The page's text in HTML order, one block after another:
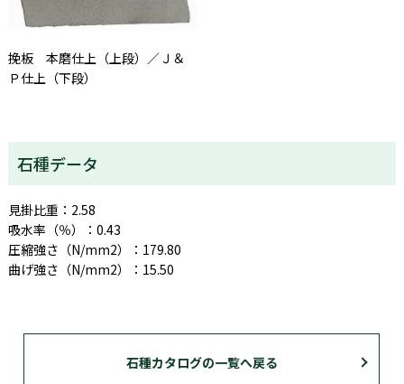
挽板 本磨仕上（上段）／Ｊ＆
Ｐ仕上（下段）
石種データ
見掛比重：2.58
吸水率（％）：0.43
圧縮強さ（N/mm2）：179.80
曲げ強さ（N/mm2）：15.50
石種カタログの一覧へ戻る